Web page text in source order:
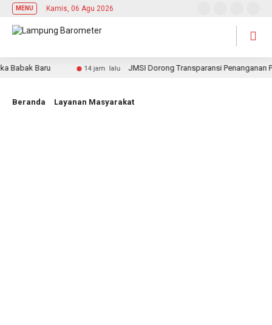
MENU Kamis, 06 Agu 2026
Baru 14 jam lalu JMSI Dorong Transparansi Penanganan
Beranda Layanan Masyarakat